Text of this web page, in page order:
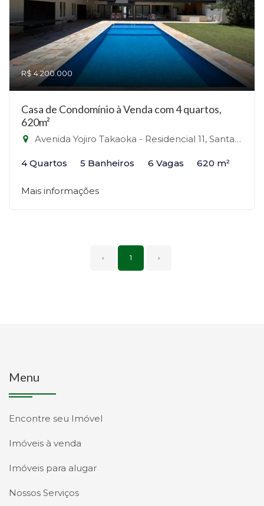
R$ 4.200.000
Casa de Condomínio à Venda com 4 quartos,
620m²
Avenida Yojiro Takaoka - Residencial 11, Santana de Parnaíba-SP
4 Quartos 5 Banheiros 6 Vagas 620 m²
Mais informações
‹ 1 ›
Menu
Encontre seu Imóvel
Imóveis à venda
Imóveis para alugar
Nossos Serviços